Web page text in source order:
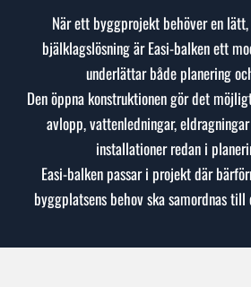
När ett byggprojekt behöver en
bjälklagslösning är Easi-balken ett
underlättar både planering
Den öppna konstruktionen gör det
avlopp, vattenledningar,
installationer redan i
Easi-balken passar i projekt där
byggplatsens behov ska samordnas